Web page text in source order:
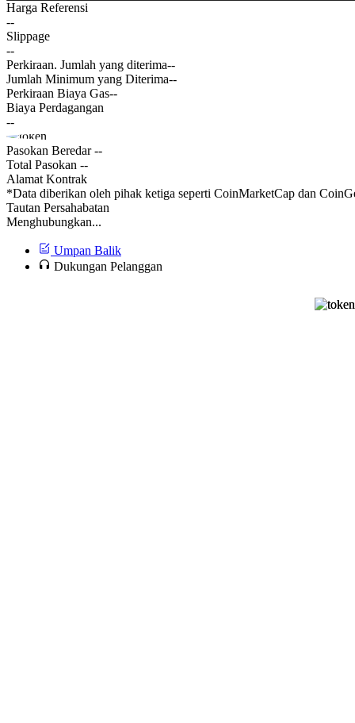
Harga Referensi
--
Slippage
--
Perkiraan. Jumlah yang diterima--
Jumlah Minimum yang Diterima--
Perkiraan Biaya Gas--
Biaya Perdagangan
--
Pasokan Beredar--
Total Pasokan --
Alamat Kontrak
*Data diberikan oleh pihak ketiga seperti CoinMarketCap dan
Tautan Persahabatan
Menghubungkan...
Umpan Balik
Dukungan Pelanggan